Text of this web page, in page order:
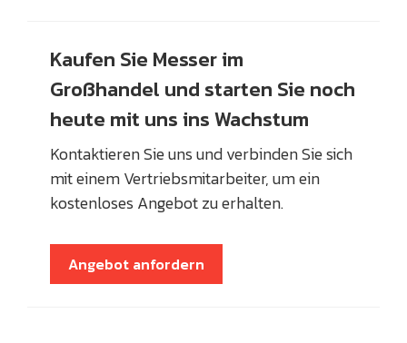
Kaufen Sie Messer im
Großhandel und starten Sie noch
heute mit uns ins Wachstum
Kontaktieren Sie uns und verbinden Sie sich
mit einem Vertriebsmitarbeiter, um ein
kostenloses Angebot zu erhalten.
Angebot anfordern